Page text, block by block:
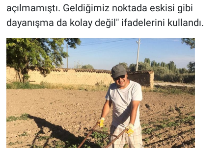
açılmamıştı. Geldiğimiz noktada eskisi gibi
dayanışma da kolay değil" ifadelerini kullandı.